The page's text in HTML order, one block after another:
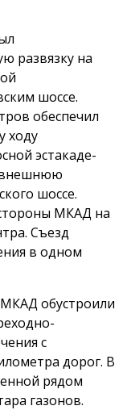
развязку на
шоссе.
обеспечил
ходу
эстакаде-
внешнюю
шоссе.
МКАД на
Съезд
в одном
обустроили
с
дорог. В
рядом
газонов.